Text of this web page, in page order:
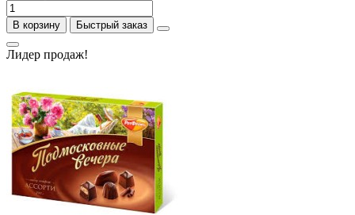
В корзину Быстрый заказ
Лидер продаж!